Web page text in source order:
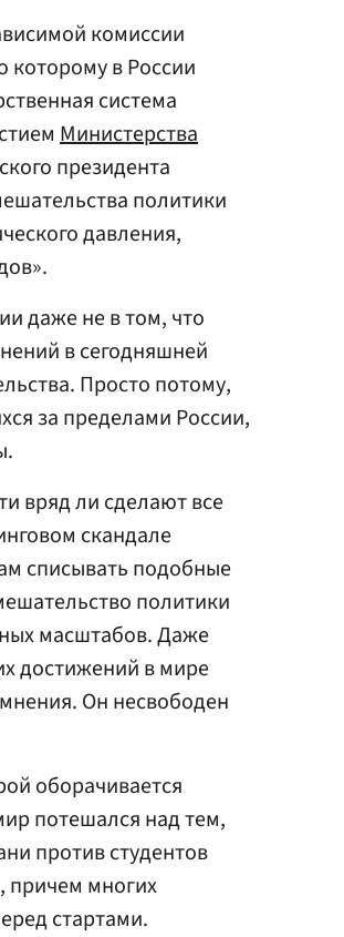
комиссии
которому в России
система
Министерства
президента
политики
давления,
даже не в том, что
в сегодняшней
Просто потому,
за пределами России,
вряд ли сделают все
скандале
списывать подобные
политики
масштабов. Даже
достижений в мире
Он несвободен
оборачивается
потешался над тем,
против студентов
причем многих
стартами.